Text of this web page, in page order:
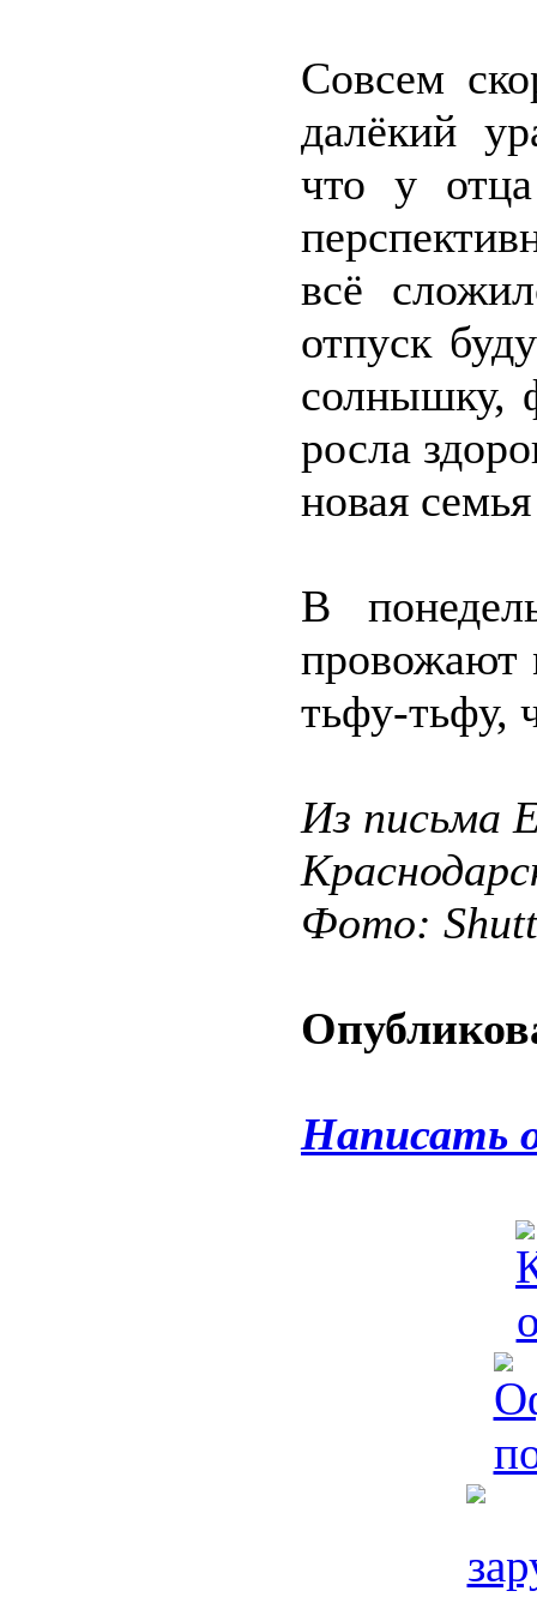
Совсем
далёкий
что у
всё
отпуск
солнышку,
росла
новая
В
провожают
тьфу-тьфу,
Из письма
Фото:
Написать